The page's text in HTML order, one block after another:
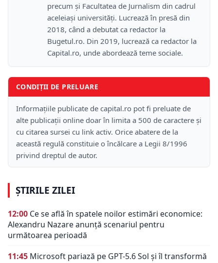
precum și Facultatea de Jurnalism din cadrul
aceleiași universități. Lucrează în presă din
2018, când a debutat ca redactor la
Bugetul.ro. Din 2019, lucrează ca redactor la
Capital.ro, unde abordează teme sociale.
CONDIȚII DE PRELUARE
Informațiile publicate de capital.ro pot fi preluate de
alte publicații online doar în limita a 500 de caractere și
cu citarea sursei cu link activ. Orice abatere de la
această regulă constituie o încălcare a Legii 8/1996
privind dreptul de autor.
ȘTIRILE ZILEI
12:00 Ce se află în spatele noilor estimări economice:
Alexandru Nazare anunță scenariul pentru
următoarea perioadă
11:45 Microsoft pariază pe GPT-5.6 Sol și îl transformă